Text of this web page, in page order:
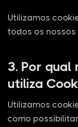
Utilizamos
todos os nossos
3. Por qual
utiliza
Utilizamos
como